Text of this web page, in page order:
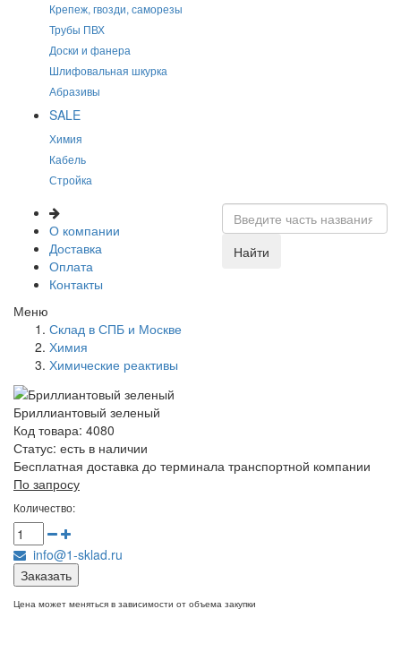
Крепеж, гвозди, саморезы
Трубы ПВХ
Доски и фанера
Шлифовальная шкурка
Абразивы
SALE
Химия
Кабель
Стройка
О компании
Доставка
Оплата
Контакты
Найти
Меню
Склад в СПБ и Москве
Химия
Химические реактивы
Бриллиантовый зеленый
Код товара: 4080
Статус: есть в наличии
Бесплатная доставка до терминала транспортной компании
По запросу
Количество:
info@1-sklad.ru
Заказать
Цена может меняться в зависимости от объема закупки